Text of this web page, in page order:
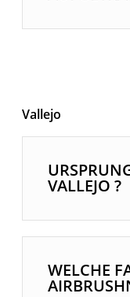
Vallejo
VALLEJO ?
WELCHE